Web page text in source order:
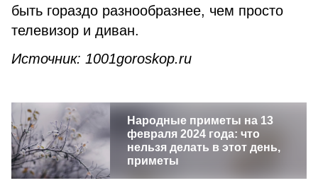
быть гораздо разнообразнее, чем просто
телевизор и диван.
Источник: 1001goroskop.ru
Народные приметы на 13
февраля 2024 года: что
нельзя делать в этот день,
приметы